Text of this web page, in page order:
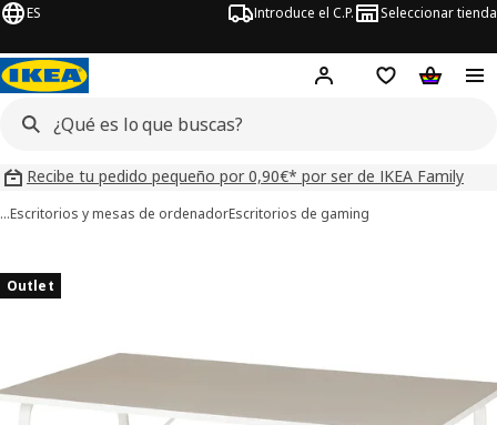
ES Introduce el C.P. Seleccionar tienda
Hej! Iniciar sesión
Lista de deseos
Carrito
Recibe tu pedido pequeño por 0,90€* por ser de IKEA Family
…Escritorios y mesas de ordenadorEscritorios de gaming
Outlet